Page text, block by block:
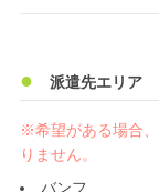
派遣先エリア
※希望がある場合
りません。
バンフ